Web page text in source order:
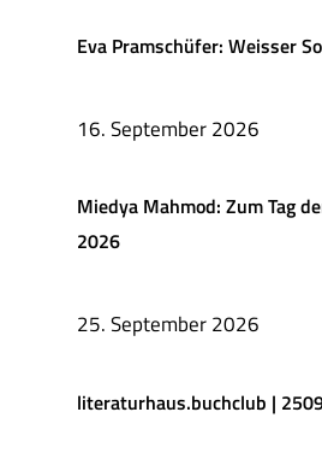
Eva Pramschüfer: Weisser
16. September 2026
Miedya Mahmod: Zum Tag
2026
25. September 2026
literaturhaus.buchclub |